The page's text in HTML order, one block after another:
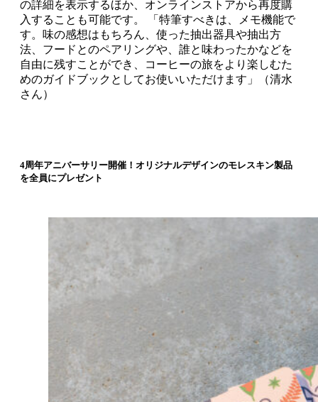
の詳細を表示するほか、オンラインストアから再度購
入することも可能です。 「特筆すべきは、メモ機能で
す。味の感想はもちろん、使った抽出器具や抽出方
法、フードとのペアリングや、誰と味わったかなどを
自由に残すことができ、コーヒーの旅をより楽しむた
めのガイドブックとしてお使いいただけます」（清水
さん）
4周年アニバーサリー開催！オリジナルデザインのモレスキン製品
を全員にプレゼント